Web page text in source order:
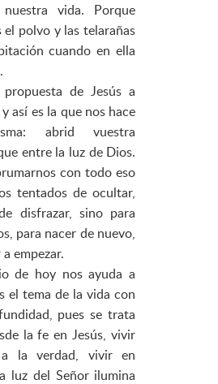
vida. Porque
el polvo y las telarañas
cuando en ella
de Jesús a
así es la que nos hace
abrid vuestra
entre la luz de Dios.
con todo eso
tentados de ocultar,
disfrazar, sino para
para nacer de nuevo,
empezar.
de hoy nos ayuda a
el tema de la vida con
pues se trata
la fe en Jesús, vivir
la verdad, vivir en
luz del Señor ilumina